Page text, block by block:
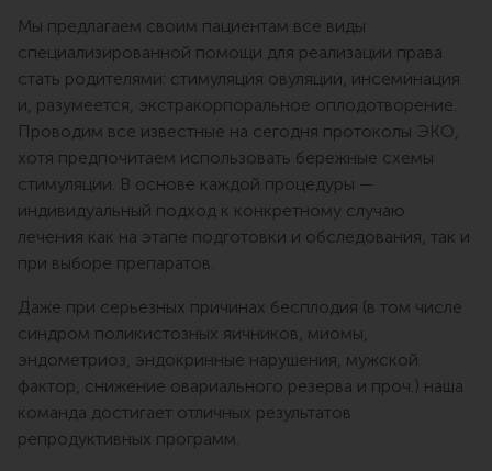
Мы предлагаем своим пациентам все виды
специализированной помощи для реализации права
стать родителями: стимуляция овуляции, инсеминация
и, разумеется, экстракорпоральное оплодотворение.
Проводим все известные на сегодня протоколы ЭКО,
хотя предпочитаем использовать бережные схемы
стимуляции. В основе каждой процедуры —
индивидуальный подход к конкретному случаю
лечения как на этапе подготовки и обследования, так и
при выборе препаратов.
Даже при серьезных причинах бесплодия (в том числе
синдром поликистозных яичников, миомы,
эндометриоз, эндокринные нарушения, мужской
фактор, снижение овариального резерва и проч.) наша
команда достигает отличных результатов
репродуктивных программ.